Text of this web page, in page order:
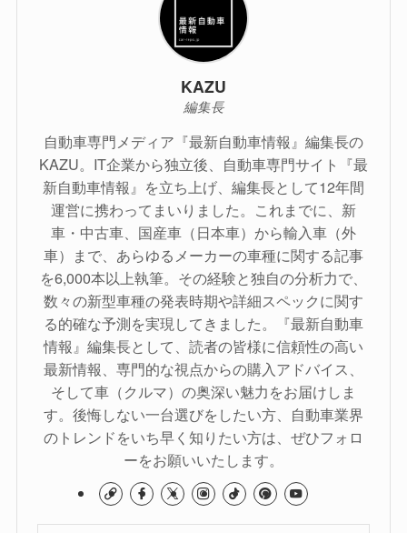
KAZU
編集長
自動車専門メディア『最新自動車情報』編集長の
KAZU。IT企業から独立後、自動車専門サイト『最
新自動車情報』を立ち上げ、編集長として12年間
運営に携わってまいりました。これまでに、新
車・中古車、国産車（日本車）から輸入車（外
車）まで、あらゆるメーカーの車種に関する記事
を6,000本以上執筆。その経験と独自の分析力で、
数々の新型車種の発表時期や詳細スペックに関す
る的確な予測を実現してきました。『最新自動車
情報』編集長として、読者の皆様に信頼性の高い
最新情報、専門的な視点からの購入アドバイス、
そして車（クルマ）の奥深い魅力をお届けしま
す。後悔しない一台選びをしたい方、自動車業界
のトレンドをいち早く知りたい方は、ぜひフォロ
ーをお願いいたします。